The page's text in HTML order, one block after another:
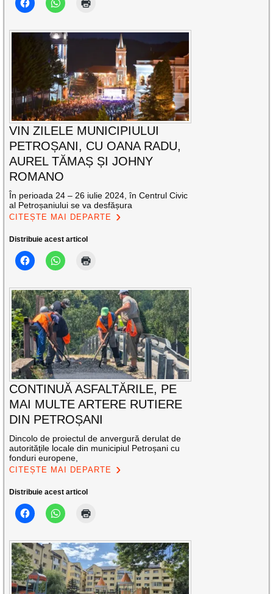
VIN ZILELE MUNICIPIULUI
PETROȘANI, CU OANA RADU,
AUREL TĂMAȘ ȘI JOHNY
ROMANO
În perioada 24 – 26 iulie 2024, în Centrul Civic
al Petroșaniului se va desfășura
CITEȘTE MAI DEPARTE
Distribuie acest articol
CONTINUĂ ASFALTĂRILE, PE
MAI MULTE ARTERE RUTIERE
DIN PETROȘANI
Dincolo de proiectul de anvergură derulat de
autoritățile locale din municipiul Petroșani cu
fonduri europene,
CITEȘTE MAI DEPARTE
Distribuie acest articol